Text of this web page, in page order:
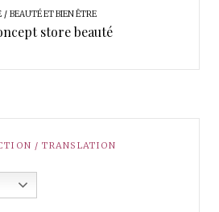
BEAUTÉ ET BIEN ÊTRE
store beauté
/ TRANSLATION